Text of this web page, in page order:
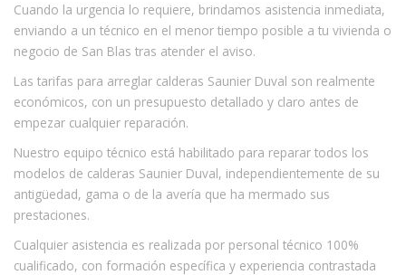
Cuando la urgencia lo requiere, brindamos asistencia inmediata,
enviando a un técnico en el menor tiempo posible a tu vivienda o
negocio de San Blas tras atender el aviso.
Las tarifas para arreglar calderas Saunier Duval son realmente
económicos, con un presupuesto detallado y claro antes de
empezar cualquier reparación.
Nuestro equipo técnico está habilitado para reparar todos los
modelos de calderas Saunier Duval, independientemente de su
antigüedad, gama o de la avería que ha mermado sus
prestaciones.
Cualquier asistencia es realizada por personal técnico 100%
cualificado, con formación específica y experiencia contrastada